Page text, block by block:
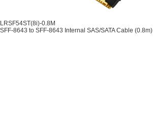
LRSF54ST(8i)-0.8M
SFF-8643 to SFF-8643 Internal SAS/SATA Cable (0.8m)